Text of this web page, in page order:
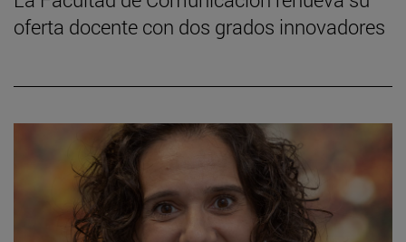
oferta docente con dos grados innovadores